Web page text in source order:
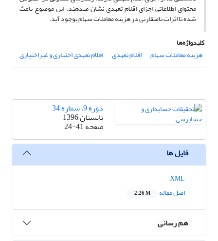
محتوای اطلاعاتی اجزای اقلام تعهدی نشان می­دهند. این موضوع باعث
شده تا اثرات نامتقارنی در هزینه معاملات سهام بوجود آید.
کلیدواژه‌ها
هزینه معاملات سهام
اقلام تعهدی اقلام تعهدی اختیاری و غیراختیاری
دوره 9، شماره 34
تابستان 1396
صفحه24-41
فایل ها
اصل مقاله
2.26 M
هم رسانی